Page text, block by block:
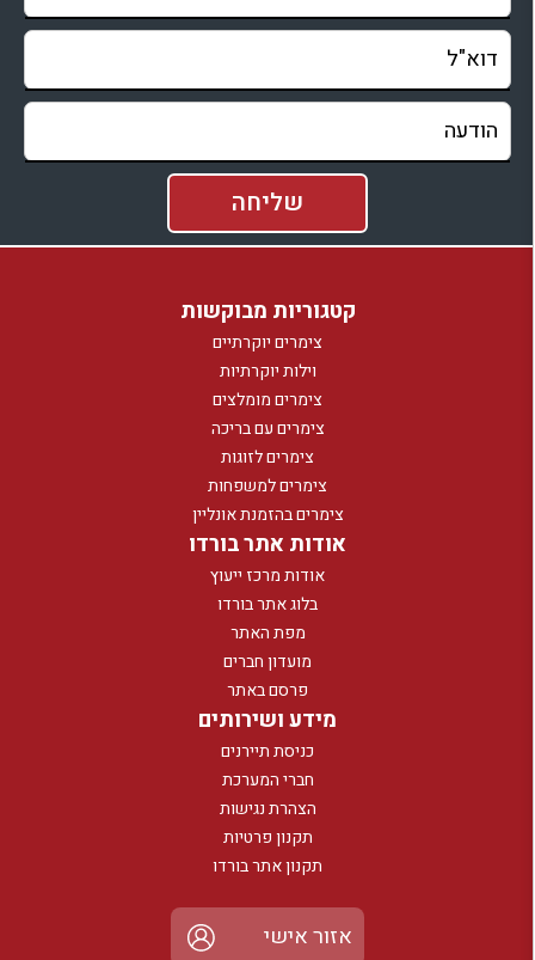
קטגוריות מבוקשות
צימרים יוקרתיים
וילות יוקרתיות
צימרים מומלצים
צימרים עם בריכה
צימרים לזוגות
צימרים למשפחות
צימרים בהזמנת אונליין
אודות אתר בורדו
אודות מרכז ייעוץ
בלוג אתר בורדו
מפת האתר
מועדון חברים
פרסם באתר
מידע ושירותים
כניסת תיירנים
חברי המערכת
הצהרת נגישות
תקנון פרטיות
תקנון אתר בורדו
אזור אישי